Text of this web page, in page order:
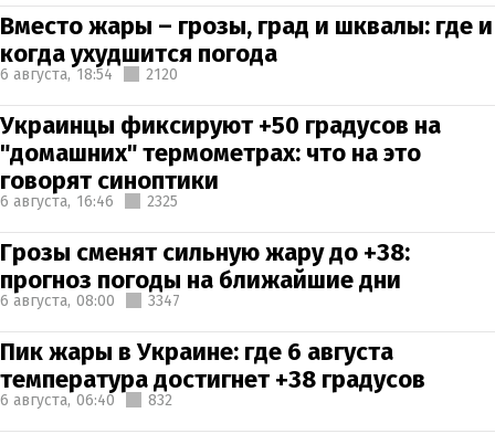
Вместо жары – грозы, град и шквалы: где и
когда ухудшится погода
6 августа, 18:54 2120
Украинцы фиксируют +50 градусов на
"домашних" термометрах: что на это
говорят синоптики
6 августа, 16:46 2325
Грозы сменят сильную жару до +38:
прогноз погоды на ближайшие дни
6 августа, 08:00 3347
Пик жары в Украине: где 6 августа
температура достигнет +38 градусов
6 августа, 06:40 832